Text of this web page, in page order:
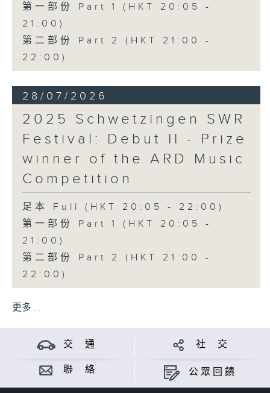
第一部份 Part 1 (HKT 20:05 -
21:00)
第二部份 Part 2 (HKT 21:00 -
22:00)
28/07/2026
2025 Schwetzingen SWR
Festival: Debut II - Prize
winner of the ARD Music
Competition
足本 Full (HKT 20:05 - 22:00)
第一部份 Part 1 (HKT 20:05 -
21:00)
第二部份 Part 2 (HKT 21:00 -
22:00)
更多 ...
交 通 社 交
聯 絡 公眾回饋